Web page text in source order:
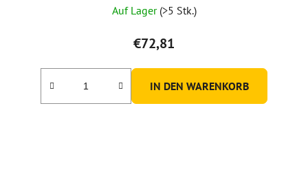
Auf Lager (>5 Stk.)
€72,81
IN DEN WARENKORB